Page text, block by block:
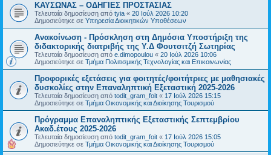
ΚΑΥΣΩΝΑΣ – ΟΔΗΓΙΕΣ ΠΡΟΣΤΑΣΙΑΣ
Τελευταία δημοσίευση από tyia « 20 Ιούλ 2026 10:20
Δημοσιεύτηκε σε Υπηρεσία Διοικητικών Υποθέσεων
Ανακοίνωση - Πρόσκληση στη Δημόσια Υποστήριξη της
διδακτορικής διατριβής της Υ.Δ Φουτσιτζή Σωτηρίας
Τελευταία δημοσίευση από e.dimopoulou « 20 Ιούλ 2026 10:06
Δημοσιεύτηκε σε Τμήμα Πολιτισμικής Τεχνολογίας και Επικοινωνίας
Προφορικές εξετάσεις για φοιτητές/φοιτήτριες με μαθησιακές
δυσκολίες στην Επαναληπτική Εξεταστική 2025-2026
Τελευταία δημοσίευση από todit_gram_foit « 17 Ιούλ 2026 15:15
Δημοσιεύτηκε σε Τμήμα Οικονομικής και Διοίκησης Τουρισμού
Πρόγραμμα Επαναληπτικής Εξεταστικής Σεπτεμβρίου
Ακαδ.έτους 2025-2026
Τελευταία δημοσίευση από todit_gram_foit « 17 Ιούλ 2026 15:05
Δημοσιεύτηκε σε Τμήμα Οικονομικής και Διοίκησης Τουρισμού